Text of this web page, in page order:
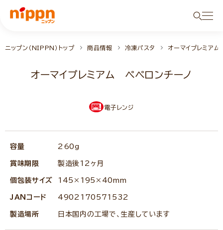
ニップン（NIPPN）トップ 商品情報 冷凍パスタ オーマイプレミアム
オーマイプレミアム ペペロンチーノ
電子レンジ
容量 260g
賞味期限 製造後12ヶ月
個包装サイズ 145×195×40mm
JANコード 4902170571532
製造場所 日本国内の工場で、生産しています